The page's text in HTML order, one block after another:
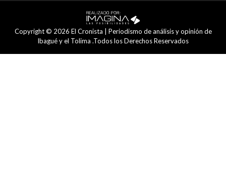
Copyright © 2026 El Cronista | Periodismo de análisis y opinión de
Ibagué y el Tolima .Todos los Derechos Reservados